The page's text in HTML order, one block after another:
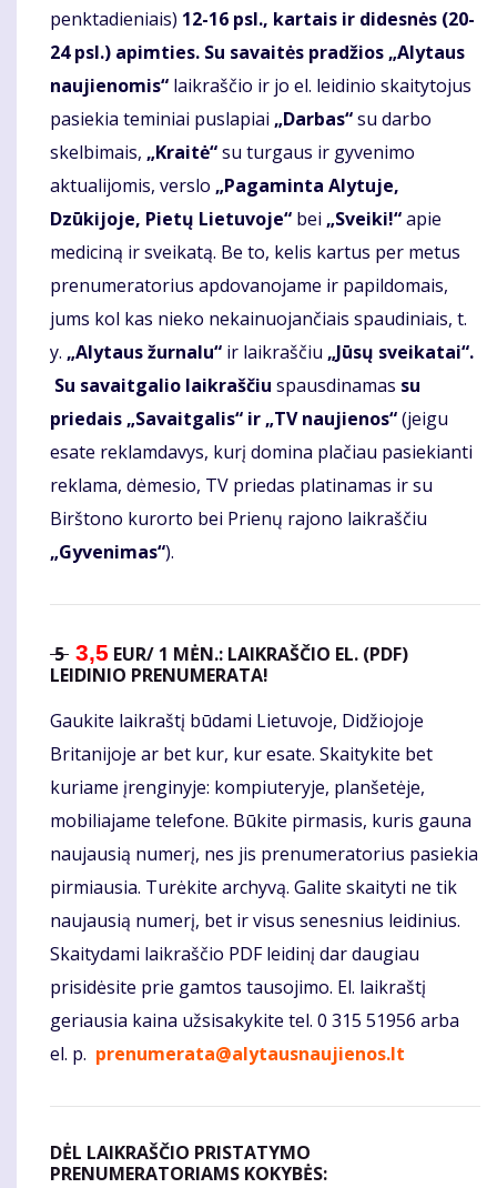
penktadieniais) 12-16 psl., kartais ir didesnės (20-
24 psl.) apimties. Su savaitės pradžios „Alytaus
naujienomis“ laikraščio ir jo el. leidinio skaitytojus
pasiekia teminiai puslapiai „Darbas“su darbo
skelbimais, „Kraitė“su turgaus ir gyvenimo
aktualijomis, verslo „Pagaminta Alytuje,
Dzūkijoje, Pietų Lietuvoje“ bei „Sveiki!“apie
mediciną ir sveikatą. Be to, kelis kartus per metus
prenumeratorius apdovanojame ir papildomais,
jums kol kas nieko nekainuojančiais spaudiniais, t.
y. „Alytaus žurnalu“ ir laikraščiu „Jūsų sveikatai“.
Su savaitgalio laikraščiu spausdinamas su
priedais „Savaitgalis“ ir „TV naujienos“(jeigu
esate reklamdavys, kurį domina plačiau pasiekianti
reklama, dėmesio, TV priedas platinamas ir su
Birštono kurorto bei Prienų rajono laikraščiu
„Gyvenimas“).
5 3,5 EUR/ 1 MĖN.: LAIKRAŠČIO EL. (PDF)
LEIDINIO PRENUMERATA!
Gaukite laikraštį būdami Lietuvoje, Didžiojoje
Britanijoje ar bet kur, kur esate. Skaitykite bet
kuriame įrenginyje: kompiuteryje, planšetėje,
mobiliajame telefone. Būkite pirmasis, kuris gauna
naujausią numerį, nes jis prenumeratorius pasiekia
pirmiausia. Turėkite archyvą. Galite skaityti ne tik
naujausią numerį, bet ir visus senesnius leidinius.
Skaitydami laikraščio PDF leidinį dar daugiau
prisidėsite prie gamtos tausojimo. El. laikraštį
geriausia kaina užsisakykite tel. 0 315 51956 arba
el. p. prenumerata@alytausnaujienos.lt
DĖL LAIKRAŠČIO PRISTATYMO
PRENUMERATORIAMS KOKYBĖS: